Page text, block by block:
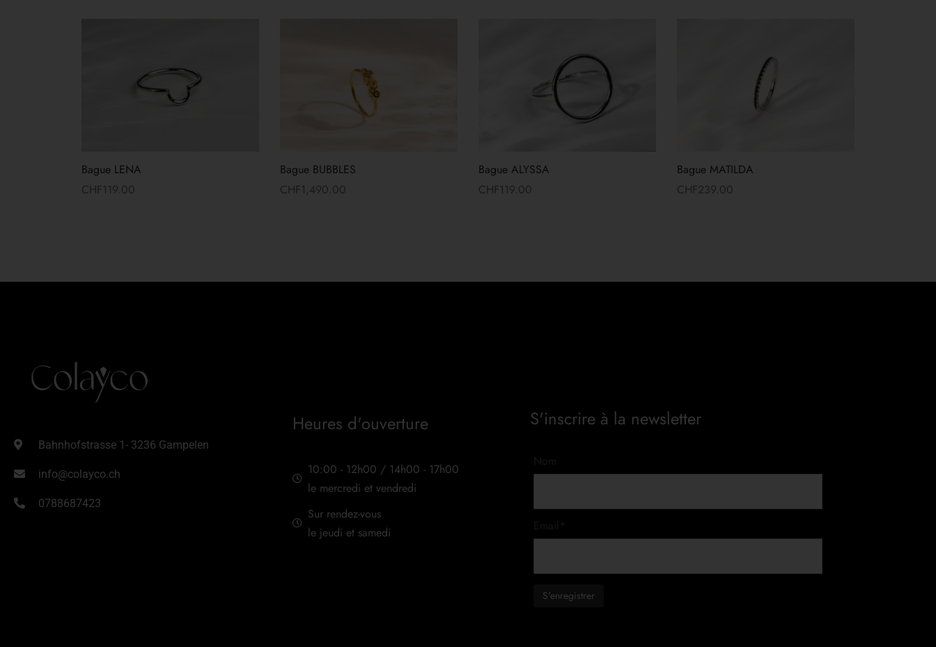
Bague LENA
CHF119.00
Bague BUBBLES
CHF1,490.00
Bague ALYSSA
CHF119.00
Bague MATILDA
CHF239.00
Bahnhofstrasse 1- 3236 Gampelen
info@colayco.ch
0788687423
Heures d'ouverture
10:00 - 12h00 / 14h00 - 17h00
le mercredi et vendredi
Sur rendez-vous
le jeudi et samedi
S'inscrire à la newsletter